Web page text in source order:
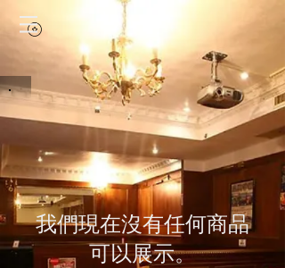
我們現在沒有任何商品
可以展示。